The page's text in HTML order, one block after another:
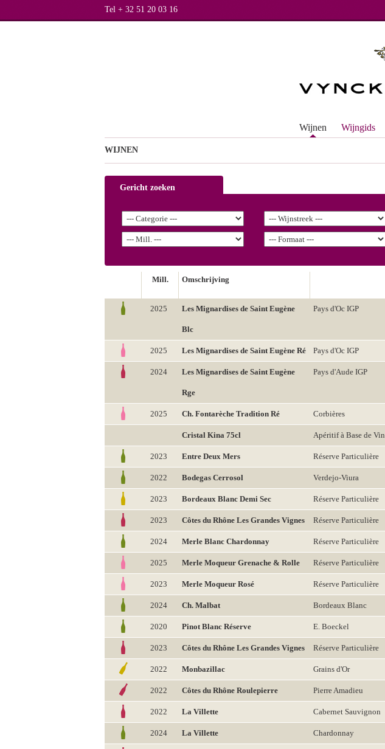
Tel + 32 51 20 03 16
Wijnen Wijngids
WIJNEN
Gericht zoeken
Mill. Omschrijving
2025 Les Mignardises de Saint Eugène
Blc
Pays d'Oc IGP
2025 Les Mignardises de Saint Eugène Ré Pays d'Oc IGP
2024 Les Mignardises de Saint Eugène
Rge
Pays d'Aude IGP
2025 Ch. Fontarèche Tradition Ré Corbières
Cristal Kina 75cl Apéritif à Base de Vin
2023 Entre Deux Mers Réserve Particulière
2022 Bodegas Cerrosol Verdejo-Viura
2023 Bordeaux Blanc Demi Sec Réserve Particulière
2023 Côtes du Rhône Les Grandes Vignes Réserve Particulière
2024 Merle Blanc Chardonnay Réserve Particulière
2025 Merle Moqueur Grenache & Rolle Réserve Particulière
2023 Merle Moqueur Rosé Réserve Particulière
2024 Ch. Malbat Bordeaux Blanc
2020 Pinot Blanc Réserve E. Boeckel
2023 Côtes du Rhône Les Grandes Vignes Réserve Particulière
2022 Monbazillac Grains d'Or
2022 Côtes du Rhône Roulepierre Pierre Amadieu
2022 La Villette Cabernet Sauvignon
2024 La Villette Chardonnay